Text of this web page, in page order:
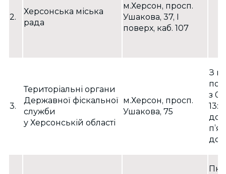
2.
Херсонська міська
рада
м.Херсон, просп.
Ушакова, 37, І
поверх, каб. 107
3.
Територіальні органи
Державної фіскальної
служби
у Херсонській області
м.Херсон, просп.
Ушакова, 75
З
по
з
до
до